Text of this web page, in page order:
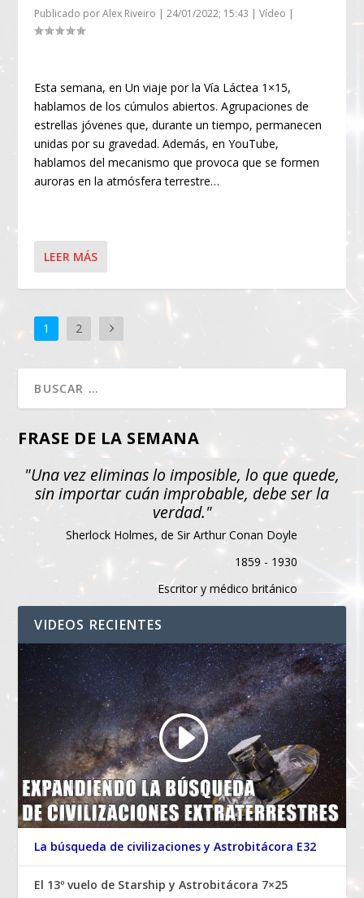
Publicado porAlex Riveiro |24/01/2022; 15:43 |Vídeo |
Esta semana, en Un viaje por la Vía Láctea 1×15,
hablamos de los cúmulos abiertos. Agrupaciones de
estrellas jóvenes que, durante un tiempo, permanecen
unidas por su gravedad. Además, en YouTube,
hablamos del mecanismo que provoca que se formen
auroras en la atmósfera terrestre…
LEER MÁS
1 2
FRASE DE LA SEMANA
"Una vez eliminas lo imposible, lo que quede,
sin importar cuán improbable, debe ser la
verdad."
Sherlock Holmes, de Sir Arthur Conan Doyle
1859 - 1930
Escritor y médico británico
VIDEOS RECIENTES
La búsqueda de civilizaciones y Astrobitácora E32
El 13º vuelo de Starship y Astrobitácora 7×25